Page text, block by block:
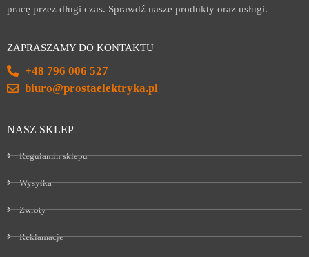
pracę przez długi czas. Sprawdź nasze produkty oraz usługi.
ZAPRASZAMY DO KONTAKTU
+48 796 006 527
biuro@prostaelektryka.pl
NASZ SKLEP
Regulamin sklepu
Wysyłka
Zwroty
Reklamacje